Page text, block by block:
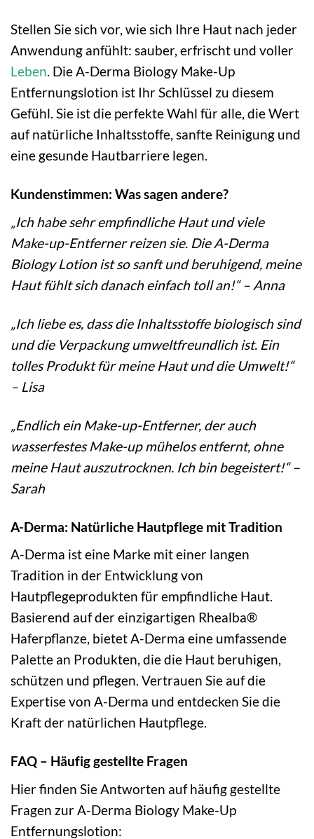
Stellen Sie sich vor, wie sich Ihre Haut nach jeder
Anwendung anfühlt: sauber, erfrischt und voller
Leben. Die A-Derma Biology Make-Up
Entfernungslotion ist Ihr Schlüssel zu diesem
Gefühl. Sie ist die perfekte Wahl für alle, die Wert
auf natürliche Inhaltsstoffe, sanfte Reinigung und
eine gesunde Hautbarriere legen.
Kundenstimmen: Was sagen andere?
„Ich habe sehr empfindliche Haut und viele
Make-up-Entferner reizen sie. Die A-Derma
Biology Lotion ist so sanft und beruhigend, meine
Haut fühlt sich danach einfach toll an!“ – Anna
„Ich liebe es, dass die Inhaltsstoffe biologisch sind
und die Verpackung umweltfreundlich ist. Ein
tolles Produkt für meine Haut und die Umwelt!“
– Lisa
„Endlich ein Make-up-Entferner, der auch
wasserfestes Make-up mühelos entfernt, ohne
meine Haut auszutrocknen. Ich bin begeistert!“ –
Sarah
A-Derma: Natürliche Hautpflege mit Tradition
A-Derma ist eine Marke mit einer langen
Tradition in der Entwicklung von
Hautpflegeprodukten für empfindliche Haut.
Basierend auf der einzigartigen Rhealba®
Haferpflanze, bietet A-Derma eine umfassende
Palette an Produkten, die die Haut beruhigen,
schützen und pflegen. Vertrauen Sie auf die
Expertise von A-Derma und entdecken Sie die
Kraft der natürlichen Hautpflege.
FAQ – Häufig gestellte Fragen
Hier finden Sie Antworten auf häufig gestellte
Fragen zur A-Derma Biology Make-Up
Entfernungslotion: